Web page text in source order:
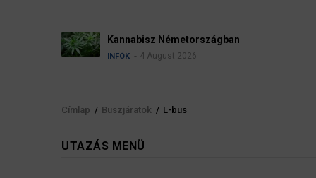
Kannabisz Németországban
INFÓK 4 August 2026
Morzsa
Címlap / Buszjáratok / L-bus
UTAZÁS MENÜ